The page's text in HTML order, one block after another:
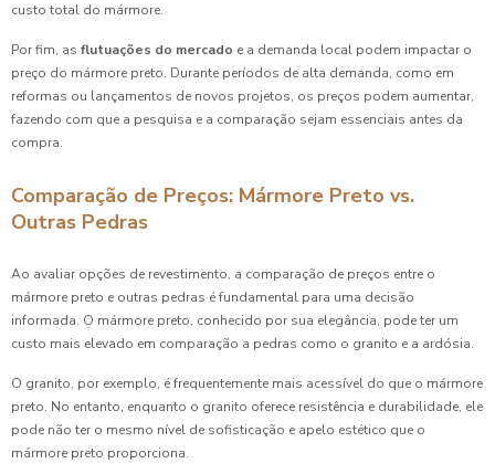
custo total do mármore.
Por fim, as flutuações do mercado e a demanda local podem impactar o
preço do mármore preto. Durante períodos de alta demanda, como em
reformas ou lançamentos de novos projetos, os preços podem aumentar,
fazendo com que a pesquisa e a comparação sejam essenciais antes da
compra.
Comparação de Preços: Mármore Preto vs.
Outras Pedras
Ao avaliar opções de revestimento, a comparação de preços entre o
mármore preto e outras pedras é fundamental para uma decisão
informada. O mármore preto, conhecido por sua elegância, pode ter um
custo mais elevado em comparação a pedras como o granito e a ardósia.
O granito, por exemplo, é frequentemente mais acessível do que o mármore
preto. No entanto, enquanto o granito oferece resistência e durabilidade, ele
pode não ter o mesmo nível de sofisticação e apelo estético que o
mármore preto proporciona.